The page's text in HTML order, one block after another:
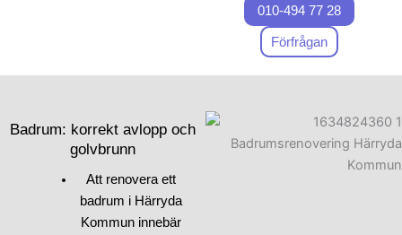
Första steget när du ska
renovera ett badrum är att ha
en strukturerad strategi och
optimera badrummets
funktionalitet och stil. Kanske
vill du införa nya material
010-494 77 28
Förfrågan
Badrum: korrekt avlopp och
golvbrunn
Att renovera ett
badrum i Härryda
Kommun innebär